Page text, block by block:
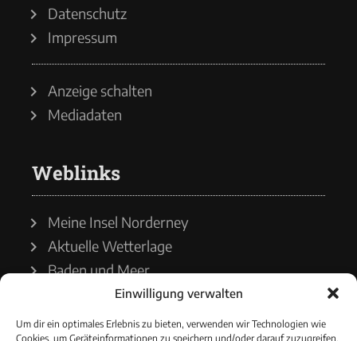
Einwilligung verwalten
Um dir ein optimales Erlebnis zu bieten, verwenden wir Technologien wie
Cookies, um Geräteinformationen zu speichern und/oder darauf zuzugreifen.
Datenschutz
Impressum
Anzeige schalten
Mediadaten
Weblinks
Meine Insel Norderney
Aktuelle Wetterlage
Baden und Meer
Wetterdienst